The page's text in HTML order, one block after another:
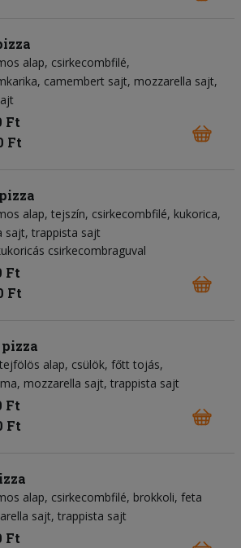
alap csirkecombfilé
camembert sajt mozzarella sajt
Ft
Ft
alap tejszín csirkecombfilé kukorica
sajt trappista sajt
csirkecombraguval
Ft
Ft
alap csülök főtt tojás
mozzarella sajt trappista sajt
Ft
Ft
alap csirkecombfilé brokkoli feta
sajt trappista sajt
Ft